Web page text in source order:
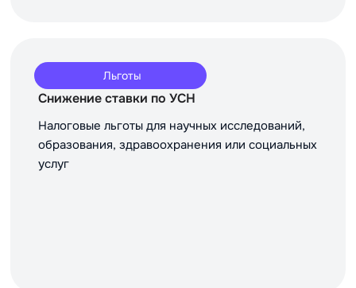
Льготы
Снижение ставки по УСН
Налоговые льготы для научных исследований,
образования, здравоохранения или социальных
услуг